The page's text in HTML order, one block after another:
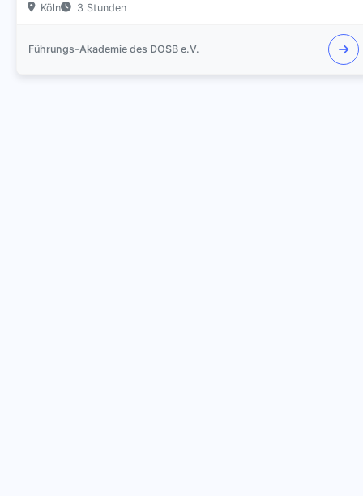
Köln 3 Stunden
Führungs-Akademie des DOSB e.V.